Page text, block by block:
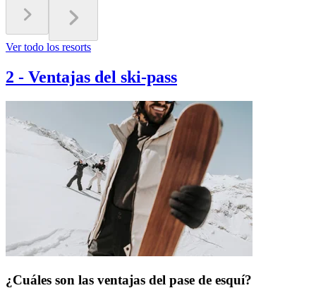
Ver todo los resorts
2 - Ventajas del ski-pass
¿Cuáles son las ventajas del pase de esquí?